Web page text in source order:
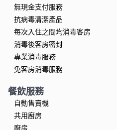
無現金支付服務
抗病毒清潔產品
每次入住之間均消毒客房
消毒後客房密封
專業消毒服務
免客房消毒服務
餐飲服務
自動售賣機
共用廚房
廚房